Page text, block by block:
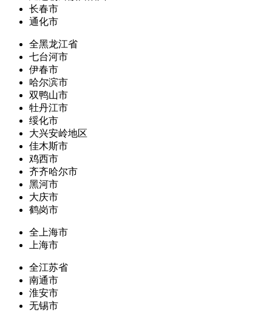
长春市
通化市
全黑龙江省
七台河市
伊春市
哈尔滨市
双鸭山市
牡丹江市
绥化市
大兴安岭地区
佳木斯市
鸡西市
齐齐哈尔市
黑河市
大庆市
鹤岗市
全上海市
上海市
全江苏省
南通市
淮安市
无锡市